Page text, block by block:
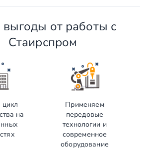
от работы с
Стаирспром
на
Применяем
передовые
технологии и
современное
оборудование